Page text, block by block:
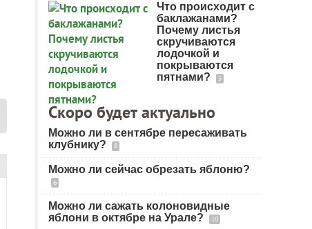
Что происходит с
баклажанами?
Почему листья
скручиваются
лодочкой и
покрываются
пятнами?
5
Скоро будет актуально
Можно ли в сентябре пересаживать
клубнику?
8
Можно ли сейчас обрезать яблоню?
6
Можно ли сажать колоновидные
яблони в октябре на Урале?
10